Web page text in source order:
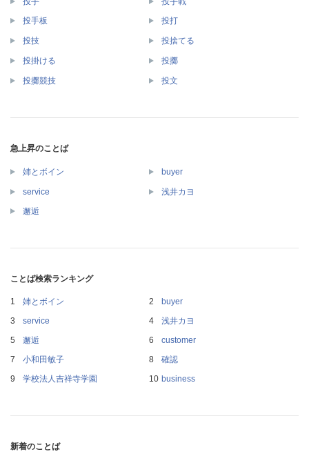
投手板 投打
投技 投捨てる
投掛ける 投擲
投擲競技 投文
急上昇のことば
姉とボイン buyer
service 浅井カヨ
邂逅
ことば検索ランキング
姉とボイン
buyer
service
浅井カヨ
邂逅
customer
小和田敏子
確認
学校法人吉祥寺学園
business
新着のことば